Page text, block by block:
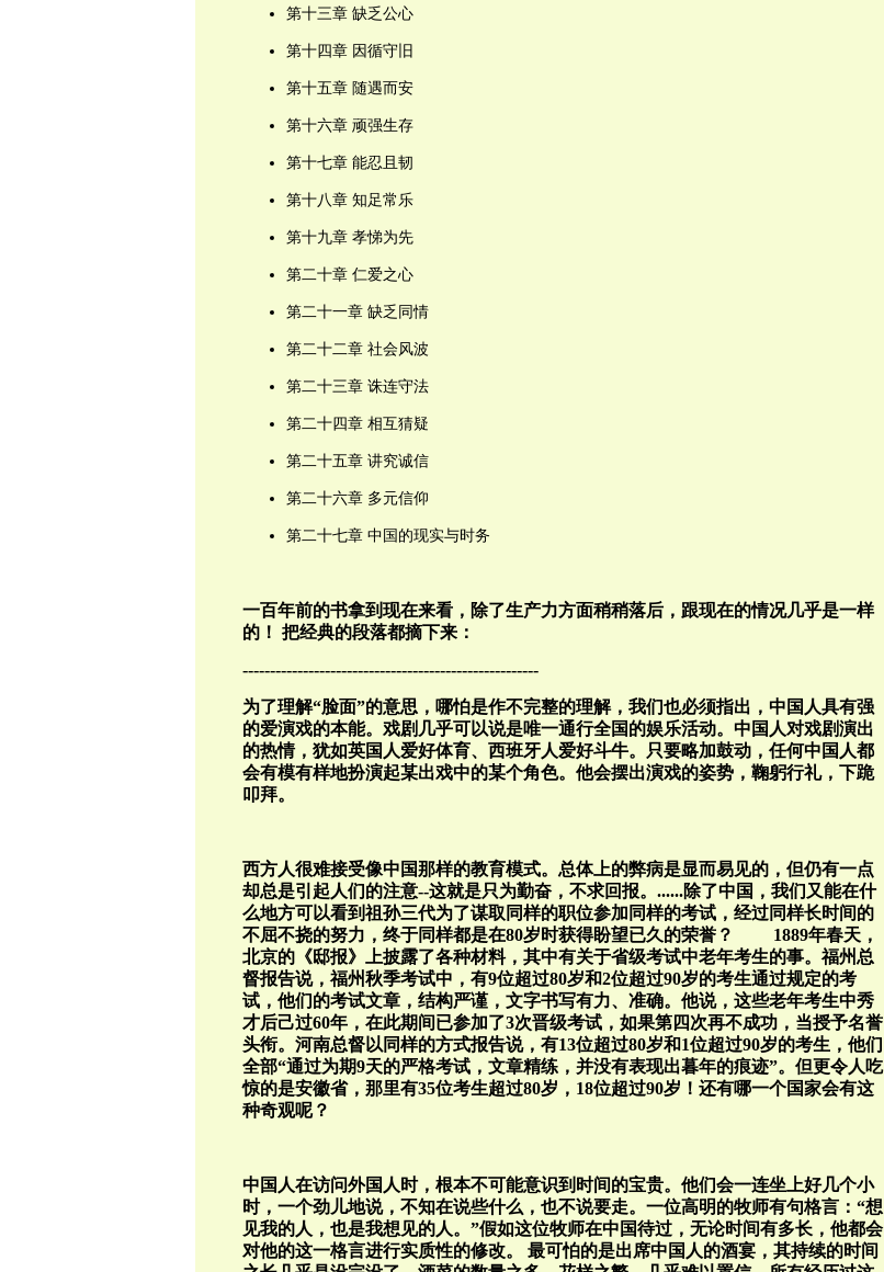
第十三章 缺乏公心
第十四章 因循守旧
第十五章 随遇而安
第十六章 顽强生存
第十七章 能忍且韧
第十八章 知足常乐
第十九章 孝悌为先
第二十章 仁爱之心
第二十一章 缺乏同情
第二十二章 社会风波
第二十三章 诛连守法
第二十四章 相互猜疑
第二十五章 讲究诚信
第二十六章 多元信仰
第二十七章 中国的现实与时务
一百年前的书拿到现在来看，除了生产力方面稍稍落后，跟现在的情况几乎是一样
的！ 把经典的段落都摘下来：
------------------------------------------------------
为了理解“脸面”的意思，哪怕是作不完整的理解，我们也必须指出，中国人具有强
的爱演戏的本能。戏剧几乎可以说是唯一通行全国的娱乐活动。中国人对戏剧演出
的热情，犹如英国人爱好体育、西班牙人爱好斗牛。只要略加鼓动，任何中国人都
会有模有样地扮演起某出戏中的某个角色。他会摆出演戏的姿势，鞠躬行礼，下跪
叩拜。
西方人很难接受像中国那样的教育模式。总体上的弊病是显而易见的，但仍有一点
却总是引起人们的注意--这就是只为勤奋，不求回报。......除了中国，我们又能在什
么地方可以看到祖孙三代为了谋取同样的职位参加同样的考试，经过同样长时间的
不屈不挠的努力，终于同样都是在80岁时获得盼望已久的荣誉？ 1889年春天，
北京的《邸报》上披露了各种材料，其中有关于省级考试中老年考生的事。福州总
督报告说，福州秋季考试中，有9位超过80岁和2位超过90岁的考生通过规定的考
试，他们的考试文章，结构严谨，文字书写有力、准确。他说，这些老年考生中秀
才后己过60年，在此期间已参加了3次晋级考试，如果第四次再不成功，当授予名誉
头衔。河南总督以同样的方式报告说，有13位超过80岁和1位超过90岁的考生，他们
全部“通过为期9天的严格考试，文章精练，并没有表现出暮年的痕迹”。但更令人吃
惊的是安徽省，那里有35位考生超过80岁，18位超过90岁！还有哪一个国家会有这
种奇观呢？
中国人在访问外国人时，根本不可能意识到时间的宝贵。他们会一连坐上好几个小
时，一个劲儿地说，不知在说些什么，也不说要走。一位高明的牧师有句格言：“想
见我的人，也是我想见的人。”假如这位牧师在中国待过，无论时间有多长，他都会
对他的这一格言进行实质性的修改。 最可怕的是出席中国人的酒宴，其持续的时间